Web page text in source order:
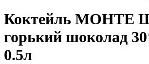
Коктейль МОНТЕ
горький шоколад
0.5л